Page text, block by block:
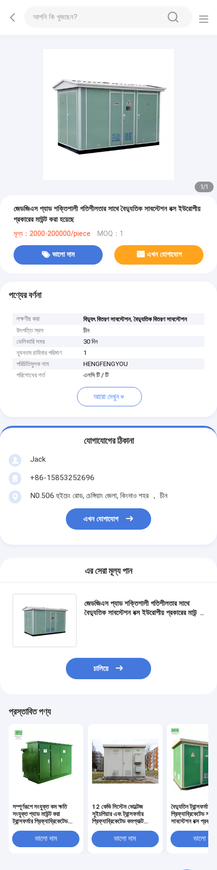
1/1
জেডজিএস প্যাড শক্তিশালী গতিশীলতার সাথে বৈদ্যুতিক সাবস্টেশন বক্স ইউরোপীয়
প্রকারের মাউন্ট করা হয়েছে
মূল্য：2000-200000/piece MOQ：1
ভালো দাম এখন যোগাযোগ
পণ্যের বর্ণনা
লক্ষণীয় করা বিদ্যুৎ বিতরণ সাবস্টেশন,বৈদ্যুতিক বিতরণ সাবস্টেশন
উৎপত্তি স্থল
চীন
ডেলিভারি সময়
30 দিন
ন্যূনতম চাহিদার পরিমাণ
1
পরিচিতিমুলক নাম
HENGFENGYOU
পরিশোধের শর্ত
এলসি টি / টি
আরো দেখুন
যোগাযোগের ঠিকানা
Jack
+86-15853252696
N0.506 হুইচেং রোড, চেঙ্গিয়াং জেলা, কিংদাও শহর ， চীন
এখন যোগাযোগ
এর সেরা মূল্য পান
জেডজিএস প্যাড শক্তিশালী গতিশীলতার সাথে
বৈদ্যুতিক সাবস্টেশন বক্স ইউরোপীয় প্রকারের মাউন্ট
চালিয়ে
প্রস্তাবিত পণ্য
সম্পূর্ণরূপে সংযুক্ত কম ক্ষতি
সংযুক্ত প্যাড মাউন্ট করা
ট্রান্সফর্মার প্রিফ্যাব্রিকেটেড
ভালো দাম
12 কেভি সিস্টেম ভোল্টেজ
সুইচগিয়ার এবং ট্রান্সফর্মার
প্রিফ্যাব্রিকেটেড কমপ্যাক্ট
প্রিফ্যাব্রিिकेটেড সাবস্টেশন
ভালো দাম
বৈদ্যুতিন ট্রান্সফর্মার
প্রিফ্যাব্রিকেটেড
সাবস্টেশন বক্স
উত্পাদনকারীরাভালো দাম